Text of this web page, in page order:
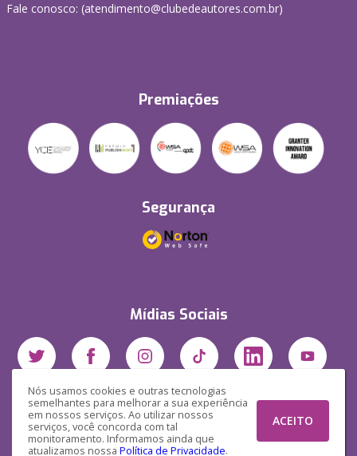
Nós usamos cookies e outras tecnologias
semelhantes para melhorar a sua experiência
em nossos serviços. Ao utilizar nossos
serviços, você concorda com tal
monitoramento. Informamos ainda que
atualizamos nossa Política de Privacidade.
ACEITO
Fale conosco: (atendimento@clubedeautores.com.br)
Premiações
Segurança
Mídias Sociais